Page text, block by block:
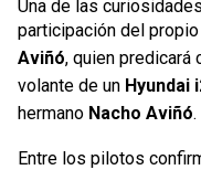
Una de las
participación del propio
Aviñó, quien predicará
volante de un Hyundai
hermano Nacho Aviñó.
Entre los pilotos